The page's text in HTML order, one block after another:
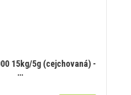
15kg/5g (cejchovaná) -
…